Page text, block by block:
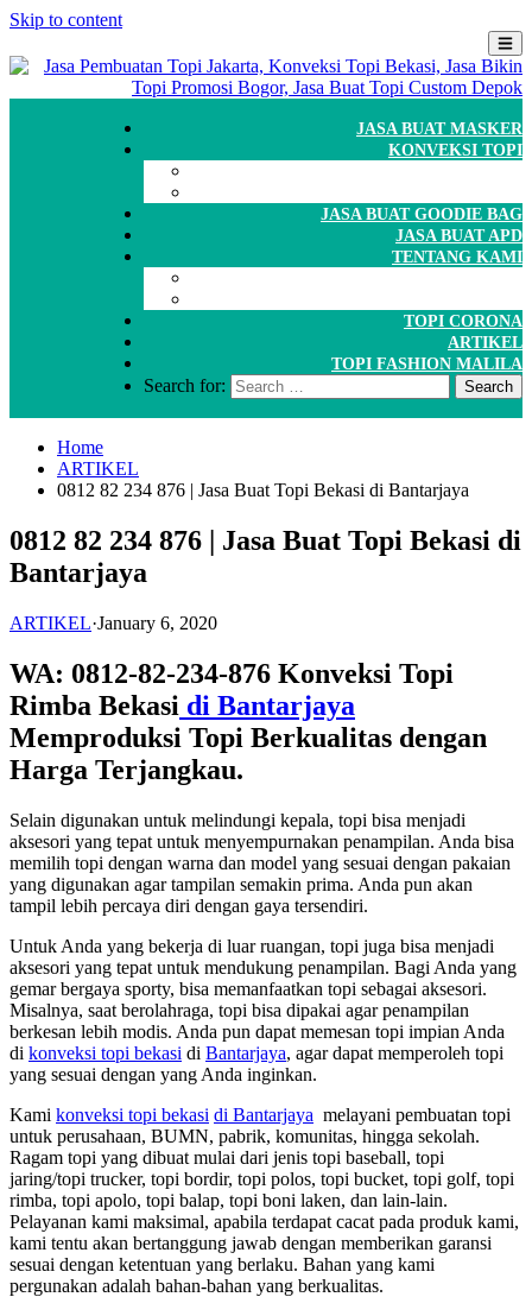
Skip to content
JASA BUAT MASKER
KONVEKSI TOPI
JASA BUAT GOODIE BAG
JASA BUAT APD
TENTANG KAMI
TOPI CORONA
ARTIKEL
TOPI FASHION MALILA
Search for:
Home
ARTIKEL
0812 82 234 876 | Jasa Buat Topi Bekasi di Bantarjaya
0812 82 234 876 | Jasa Buat Topi Bekasi di
Bantarjaya
ARTIKEL·January 6, 2020
WA: 0812-82-234-876 Konveksi Topi
Rimba Bekasi di Bantarjaya
Memproduksi Topi Berkualitas dengan
Harga Terjangkau.
Selain digunakan untuk melindungi kepala, topi bisa menjadi
aksesori yang tepat untuk menyempurnakan penampilan. Anda bisa
memilih topi dengan warna dan model yang sesuai dengan pakaian
yang digunakan agar tampilan semakin prima. Anda pun akan
tampil lebih percaya diri dengan gaya tersendiri.
Untuk Anda yang bekerja di luar ruangan, topi juga bisa menjadi
aksesori yang tepat untuk mendukung penampilan. Bagi Anda yang
gemar bergaya sporty, bisa memanfaatkan topi sebagai aksesori.
Misalnya, saat berolahraga, topi bisa dipakai agar penampilan
berkesan lebih modis. Anda pun dapat memesan topi impian Anda
di konveksi topi bekasi di Bantarjaya, agar dapat memperoleh topi
yang sesuai dengan yang Anda inginkan.
Kami konveksi topi bekasi di Bantarjaya melayani pembuatan topi
untuk perusahaan, BUMN, pabrik, komunitas, hingga sekolah.
Ragam topi yang dibuat mulai dari jenis topi baseball, topi
jaring/topi trucker, topi bordir, topi polos, topi bucket, topi golf, topi
rimba, topi apolo, topi balap, topi boni laken, dan lain-lain.
Pelayanan kami maksimal, apabila terdapat cacat pada produk kami,
kami tentu akan bertanggung jawab dengan memberikan garansi
sesuai dengan ketentuan yang berlaku. Bahan yang kami
pergunakan adalah bahan-bahan yang berkualitas.